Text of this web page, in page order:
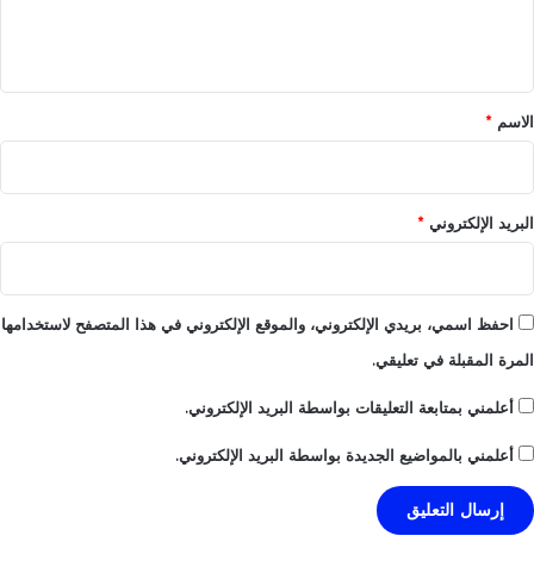
*
الاسم *
البريد الإلكتروني *
احفظ اسمي، بريدي الإلكتروني، والموقع الإلكتروني في هذا المتصفح لاستخدامها
المرة المقبلة في تعليقي.
أعلمني بمتابعة التعليقات بواسطة البريد الإلكتروني.
أعلمني بالمواضيع الجديدة بواسطة البريد الإلكتروني.